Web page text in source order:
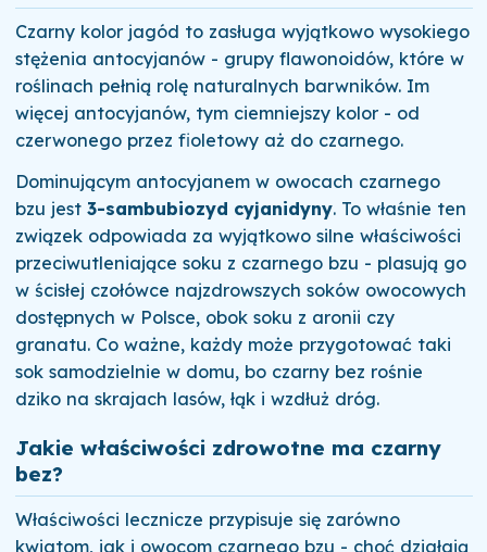
Czarny kolor jagód to zasługa wyjątkowo wysokiego
stężenia antocyjanów - grupy flawonoidów, które w
roślinach pełnią rolę naturalnych barwników. Im
więcej antocyjanów, tym ciemniejszy kolor - od
czerwonego przez fioletowy aż do czarnego.
Dominującym antocyjanem w owocach czarnego
bzu jest 3-sambubiozyd cyjanidyny. To właśnie ten
związek odpowiada za wyjątkowo silne właściwości
przeciwutleniające soku z czarnego bzu - plasują go
w ścisłej czołówce najzdrowszych soków owocowych
dostępnych w Polsce, obok soku z aronii czy
granatu. Co ważne, każdy może przygotować taki
sok samodzielnie w domu, bo czarny bez rośnie
dziko na skrajach lasów, łąk i wzdłuż dróg.
Jakie właściwości zdrowotne ma czarny
bez?
Właściwości lecznicze przypisuje się zarówno
kwiatom, jak i owocom czarnego bzu - choć działają